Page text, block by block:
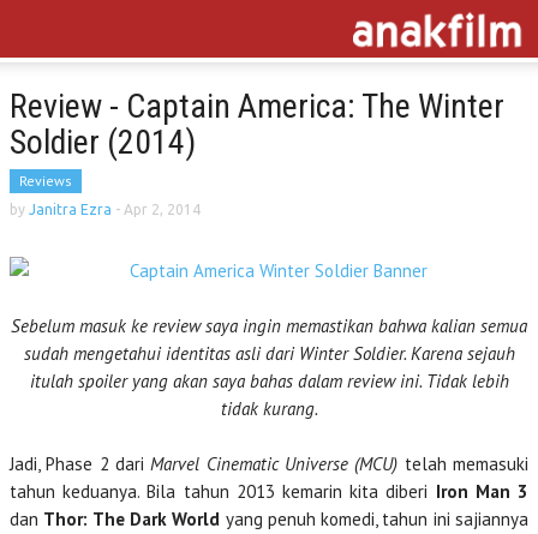
Review - Captain America: The Winter
Soldier (2014)
Reviews
by Janitra Ezra - Apr 2, 2014
Sebelum masuk ke review saya ingin memastikan bahwa kalian semua
sudah mengetahui identitas asli dari Winter Soldier. Karena sejauh
itulah spoiler yang akan saya bahas dalam review ini. Tidak lebih
tidak kurang.
Jadi, Phase 2 dariMarvel Cinematic Universe (MCU) telah memasuki
tahun keduanya. Bila tahun 2013 kemarin kita diberi Iron Man 3
dan Thor: The Dark World yang penuh komedi, tahun ini sajiannya